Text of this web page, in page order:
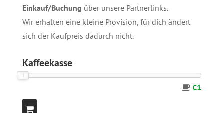
Einkauf/Buchung über unsere Partnerlinks.
Wir erhalten eine kleine Provision, für dich ändert
sich der Kaufpreis dadurch nicht.
Kaffeekasse
€1